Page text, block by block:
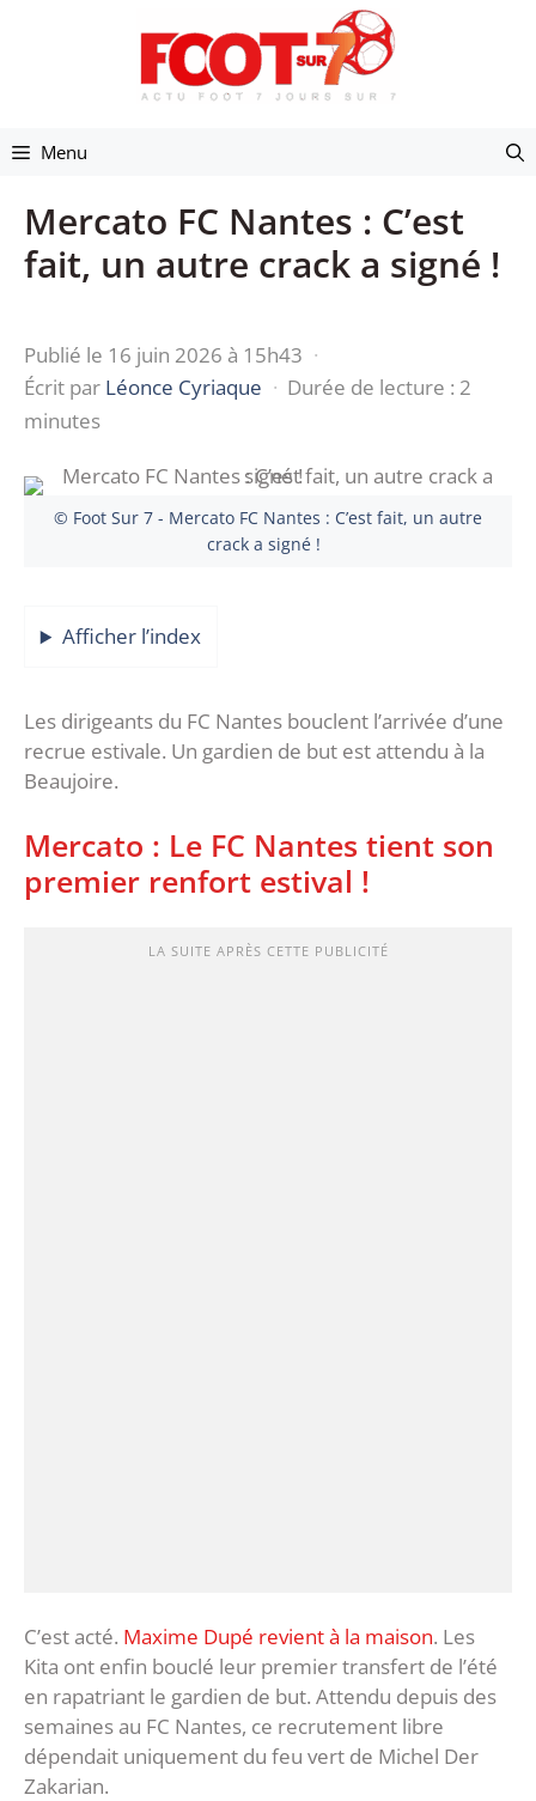
Menu
Mercato FC Nantes : C’est
fait, un autre crack a signé !
Publié le 16 juin 2026 à 15h43 ·
Écrit par Léonce Cyriaque · Durée de lecture : 2
minutes
© Foot Sur 7 - Mercato FC Nantes : C’est fait, un autre
crack a signé !
Afficher l’index
Les dirigeants du FC Nantes bouclent l’arrivée d’une
recrue estivale. Un gardien de but est attendu à la
Beaujoire.
Mercato : Le FC Nantes tient son
premier renfort estival !
LA SUITE APRÈS CETTE PUBLICITÉ
C’est acté. Maxime Dupé revient à la maison. Les
Kita ont enfin bouclé leur premier transfert de l’été
en rapatriant le gardien de but. Attendu depuis des
semaines au FC Nantes, ce recrutement libre
dépendait uniquement du feu vert de Michel Der
Zakarian.